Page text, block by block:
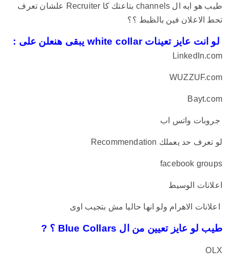
طيب هو ايه ال channels بتاعتك كا Recruiter علشان تعرف
تحط الاعلان فين بالظبط ؟؟
لو انت عايز تعينات white collar يبقى هنعلن على :
LinkedIn.com
WUZZUF.com
Bayt.com
لو تعرف حد يعملك Recommendation
facebook groups
اعلانات الوسيط
طيب لو عايز تعيين من ال Blue Collars ؟ ?
OLX